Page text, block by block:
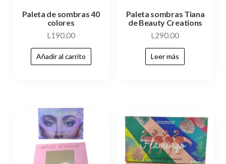
Paleta de sombras 40
colores
L190.00
Añadir al carrito
Paleta sombras Tiana
de Beauty Creations
L290.00
Leer más